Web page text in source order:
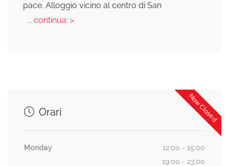
pace. Alloggio vicino al centro di San
... continua: >
Now Closed
Orari
Monday
12:00 - 15:00
19:00 - 23:00